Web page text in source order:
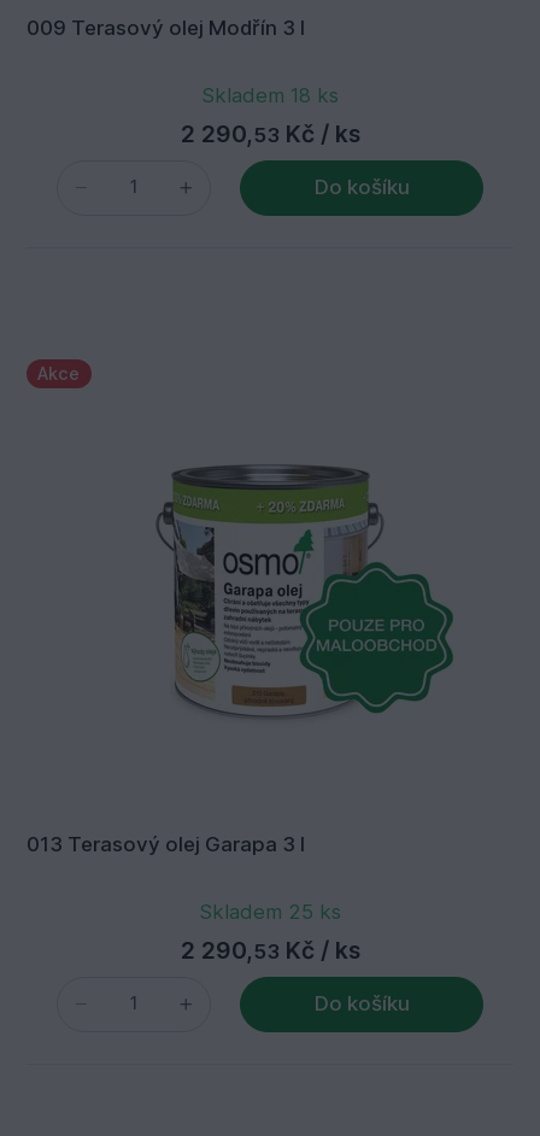
009 Terasový olej Modřín 3 l
Skladem 18 ks
2 290, 53 Kč / ks
Do košíku
Akce
013 Terasový olej Garapa 3 l
Skladem 25 ks
2 290, 53 Kč / ks
Do košíku